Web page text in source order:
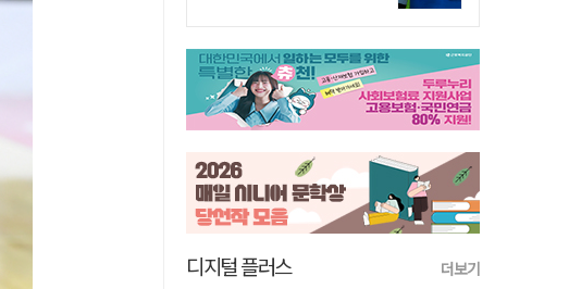
디지털 플러스 더보기